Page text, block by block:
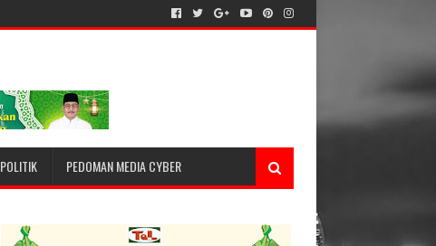
POLITIK PEDOMAN MEDIA CYBER